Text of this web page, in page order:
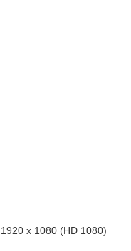
x 1080 (HD 1080)